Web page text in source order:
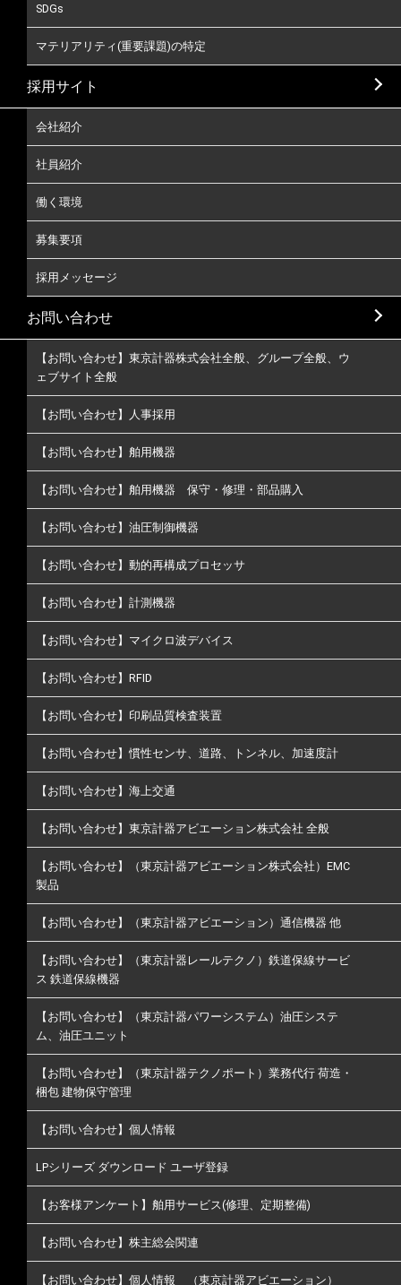
SDGs
マテリアリティ(重要課題)の特定
採用サイト
会社紹介
社員紹介
働く環境
募集要項
採用メッセージ
お問い合わせ
【お問い合わせ】東京計器株式会社全般、グループ全般、ウ
ェブサイト全般
【お問い合わせ】人事採用
【お問い合わせ】舶用機器
【お問い合わせ】舶用機器 保守・修理・部品購入
【お問い合わせ】油圧制御機器
【お問い合わせ】動的再構成プロセッサ
【お問い合わせ】計測機器
【お問い合わせ】マイクロ波デバイス
【お問い合わせ】RFID
【お問い合わせ】印刷品質検査装置
【お問い合わせ】慣性センサ、道路、トンネル、加速度計
【お問い合わせ】海上交通
【お問い合わせ】東京計器アビエーション株式会社 全般
【お問い合わせ】（東京計器アビエーション株式会社）EMC
製品
【お問い合わせ】（東京計器アビエーション）通信機器 他
【お問い合わせ】（東京計器レールテクノ）鉄道保線サービ
ス 鉄道保線機器
【お問い合わせ】（東京計器パワーシステム）油圧システ
ム、油圧ユニット
【お問い合わせ】（東京計器テクノポート）業務代行 荷造・
梱包 建物保守管理
【お問い合わせ】個人情報
LPシリーズ ダウンロード ユーザ登録
【お客様アンケート】舶用サービス(修理、定期整備)
【お問い合わせ】株主総会関連
【お問い合わせ】個人情報 （東京計器アビエーション）